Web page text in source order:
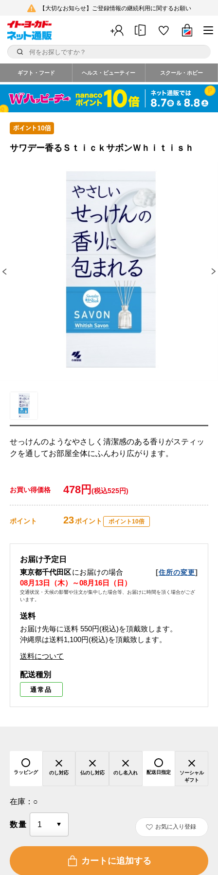
【大切なお知らせ】ご登録情報の継続利用に関するお願い
ギフト・フード ヘルス・ビューティー スクール・ホビー
サワデー香るＳｔｉｃｋサボンＷｈｉｔｉｓｈ
せっけんのようなやさしく清潔感のある香りがスティッ
クを通してお部屋全体にふんわり広がります。
お買い得価格 478円 (税込525円)
ポイント 23ポイント ポイント10倍
お届け予定日
東京都千代田区にお届けの場合 [住所の変更]
08月13日（木）～08月16日（日）
交通状況・天候の影響や注文が集中した場合等、お届けに時間を頂く場合がござ
います。
送料
お届け先毎に送料 550円(税込)を頂戴致します。
沖縄県は送料1,100円(税込)を頂戴致します。
送料について
配送種別
通常品
ラッピング のし対応 仏のし対応 のし名入れ 配送日指定
ソーシャル
ギフト
在庫： ○
数量 お気に入り登録